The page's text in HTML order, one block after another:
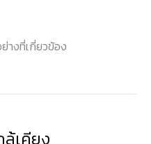
างที่เกี่ยวข้อง
เคียง